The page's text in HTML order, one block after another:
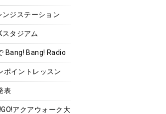
ンジステーション
スタジアム
Bang! Bang! Radio
ポイントレッスン
表
アクアウォーク大